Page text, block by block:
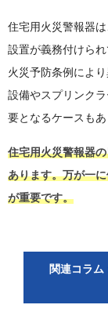
住宅用火災警報器
設置が義務付けら
火災予防条例によ
設備やスプリンク
要となるケースもあ
住宅用火災警報器
あります。万が一
が重要です。
関連コラ